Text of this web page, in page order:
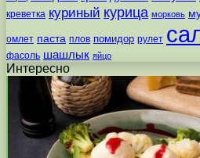
креветка куриный курица морковь
омлет паста плов помидор рулет
фасоль шашлык яйцо
Интересно